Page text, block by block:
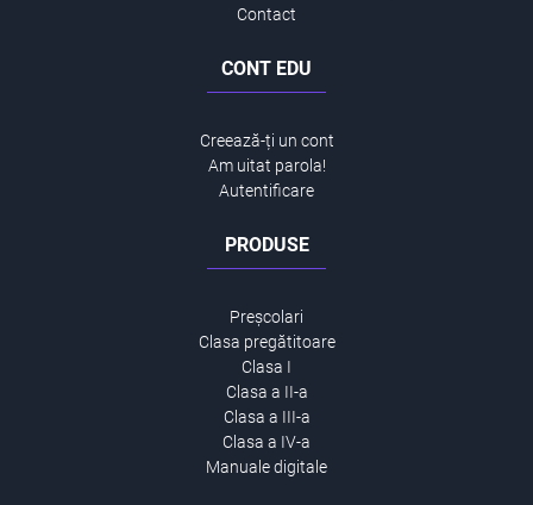
Contact
CONT EDU
Creează-ți un cont
Am uitat parola!
Autentificare
PRODUSE
Preșcolari
Clasa pregătitoare
Clasa I
Clasa a II-a
Clasa a III-a
Clasa a IV-a
Manuale digitale